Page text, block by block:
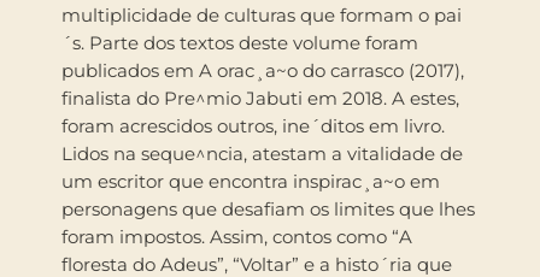
multiplicidade de culturas que formam o pai
´s. Parte dos textos deste volume foram
publicados em A orac¸a~o do carrasco (2017),
finalista do Pre^mio Jabuti em 2018. A estes,
foram acrescidos outros, ine´ditos em livro.
Lidos na seque^ncia, atestam a vitalidade de
um escritor que encontra inspirac¸a~o em
personagens que desafiam os limites que lhes
foram impostos. Assim, contos como “A
floresta do Adeus”, “Voltar” e a histo´ria que